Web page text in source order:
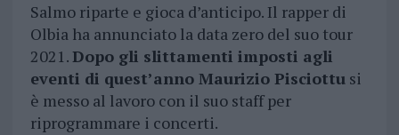
Salmo riparte e gioca d’anticipo. Il rapper di
Olbia ha annunciato la data zero del suo tour
2021.Dopo gli slittamenti imposti agli
eventi di quest’anno Maurizio Pisciottusi
è messo al lavoro con il suo staff per
riprogrammare i concerti.